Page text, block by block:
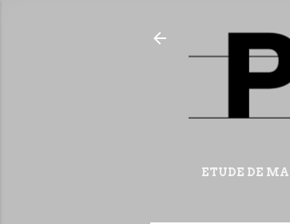
ETUDE DE